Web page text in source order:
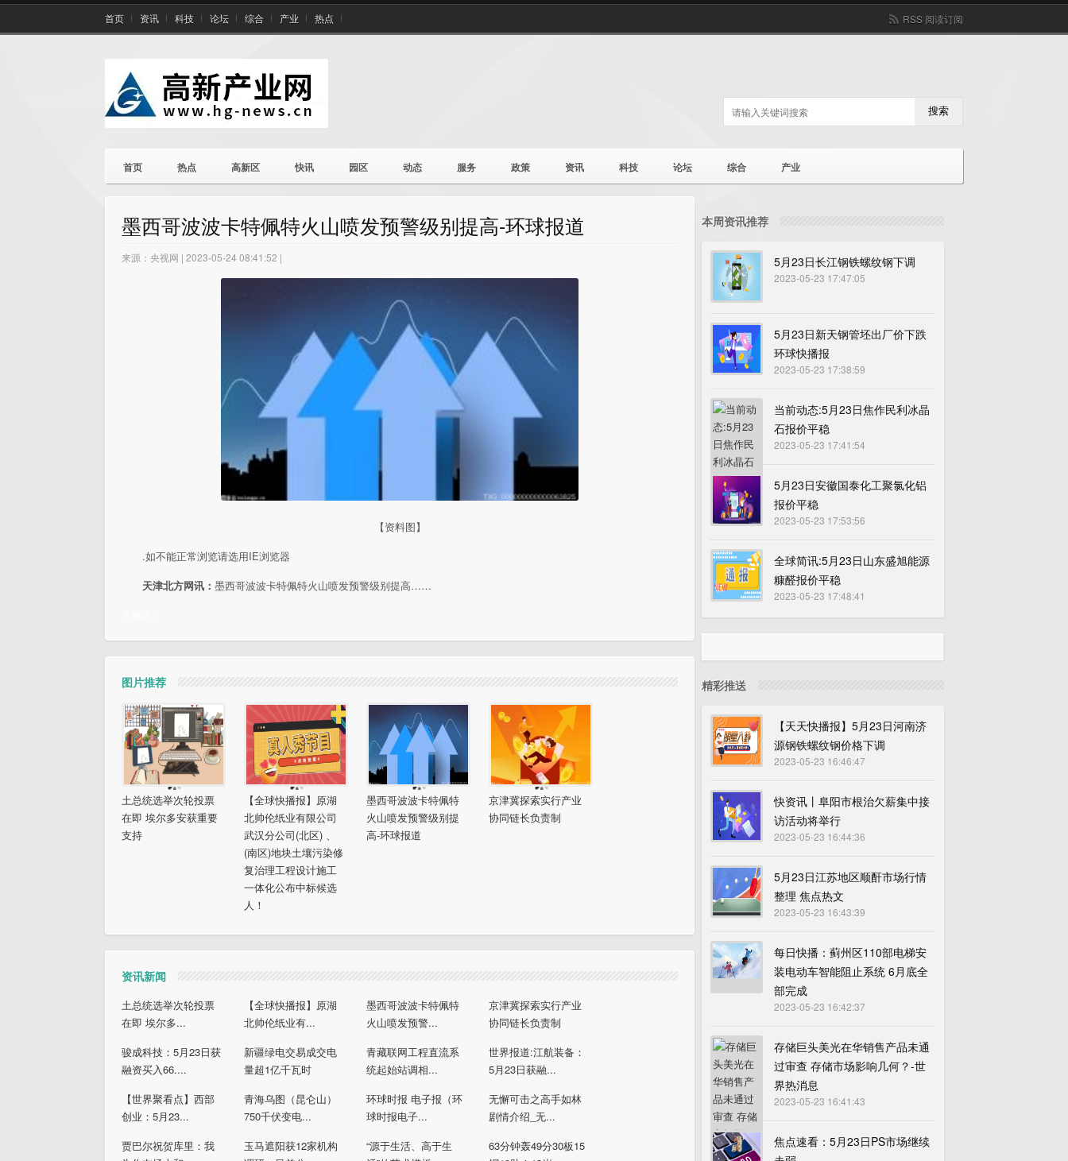
首页 资讯 科技 论坛 综合 产业 热点 RSS 阅读订阅
搜索
首页 热点 高新区 快讯 园区 动态 服务 政策 资讯 科技 论坛 综合 产业
墨西哥波波卡特佩特火山喷发预警级别提高-环球报道
来源：央视网 | 2023-05-24 08:41:52 |
【资料图】
.如不能正常浏览请选用IE浏览器
天津北方网讯： 墨西哥波波卡特佩特火山喷发预警级别提高……
图片推荐
土总统选举次轮投票
在即 埃尔多安获重要
支持
【全球快播报】原湖
北帅伦纸业有限公司
武汉分公司(北区) 、
(南区)地块土壤污染修
复治理工程设计施工
一体化公布中标候选
人！
墨西哥波波卡特佩特
火山喷发预警级别提
高-环球报道
京津冀探索实行产业
协同链长负责制
资讯新闻
土总统选举次轮投票
在即 埃尔多...
【全球快播报】原湖
北帅伦纸业有...
墨西哥波波卡特佩特
火山喷发预警...
京津冀探索实行产业
协同链长负责制
骏成科技：5月23日获
融资买入66....
新疆绿电交易成交电
量超1亿千瓦时
青藏联网工程直流系
统起始站调相...
世界报道:江航装备：
5月23日获融...
【世界聚看点】西部
创业：5月23...
青海乌图（昆仑山）
750千伏变电...
环球时报 电子报（环
球时报电子...
无懈可击之高手如林
剧情介绍_无...
贾巴尔祝贺库里：我
玉马遮阳获12家机构
“源于生活、高于生
63分钟轰49分30板15
本周资讯推荐
5月23日长江钢铁螺纹钢下调
2023-05-23 17:47:05
5月23日新天钢管坯出厂价下跌
环球快播报
2023-05-23 17:38:59
当前动态:5月23日焦作民利冰晶
石报价平稳
2023-05-23 17:41:54
5月23日安徽国泰化工聚氯化铝
报价平稳
2023-05-23 17:53:56
全球简讯:5月23日山东盛旭能源
糠醛报价平稳
2023-05-23 17:48:41
精彩推送
【天天快播报】5月23日河南济
源钢铁螺纹钢价格下调
2023-05-23 16:46:47
快资讯丨阜阳市根治欠薪集中接
访活动将举行
2023-05-23 16:44:36
5月23日江苏地区顺酐市场行情
整理 焦点热文
2023-05-23 16:43:39
每日快播：蓟州区110部电梯安
装电动车智能阻止系统 6月底全
部完成
2023-05-23 16:42:37
存储巨头美光在华销售产品未通
过审查 存储市场影响几何？-世
界热消息
2023-05-23 16:41:43
焦点速看：5月23日PS市场继续